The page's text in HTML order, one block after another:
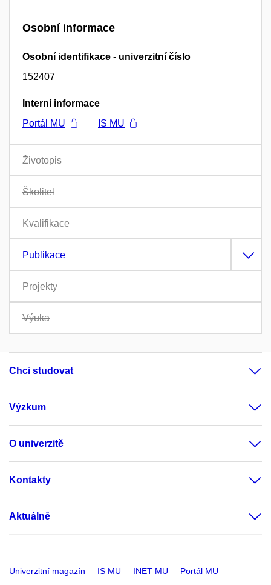
Osobní informace
Osobní identifikace - univerzitní číslo
152407
Interní informace
Portál MU
IS MU
Životopis
Školitel
Kvalifikace
Publikace
Projekty
Výuka
Chci studovat
Výzkum
O univerzitě
Kontakty
Aktuálně
Univerzitní magazín IS MU INET MU Portál MU